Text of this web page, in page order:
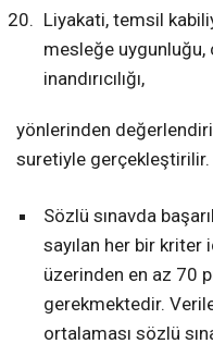
Liyakati, temsil
mesleğe uygunluğu,
inandırıcılığı,
yönlerinden
suretiyle gerçekleştirilir.
Sözlü sınavda
sayılan her bir kriter
üzerinden en az 70
gerekmektedir.
ortalaması sözlü